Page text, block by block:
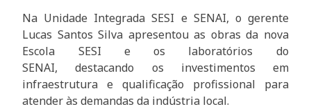
Na Unidade Integrada SESI e SENAI, o gerente
Lucas Santos Silva apresentou as obras da nova
Escola SESI e os laboratórios do
SENAI, destacando os investimentos em
infraestrutura e qualificação profissional para
atender às demandas da indústria local.